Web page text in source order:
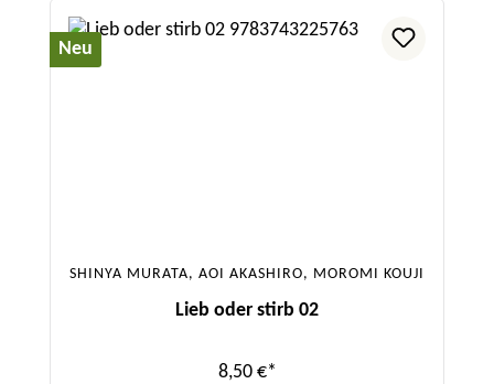
Neu
SHINYA MURATA, AOI AKASHIRO, MOROMI KOUJI
Lieb oder stirb 02
8,50 €*